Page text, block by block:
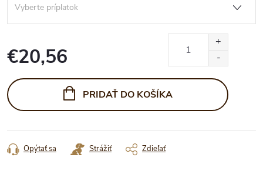
€20,56
cena:
PRIDAŤ DO KOŠÍKA
Opýtať sa Strážiť Zdieľať